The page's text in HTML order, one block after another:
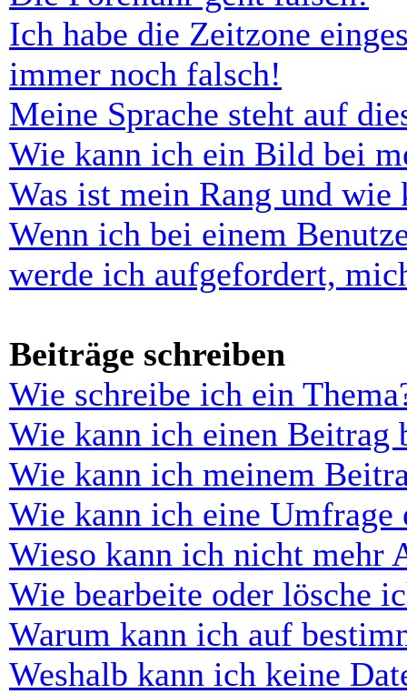
Ich habe die Zeitzone
immer noch falsch!
Meine Sprache steht auf
Wie kann ich ein Bild bei
Was ist mein Rang und wie
Wenn ich bei einem
werde ich aufgefordert,
Beiträge schreiben
Wie schreibe ich ein
Wie kann ich einen Beitrag
Wie kann ich meinem
Wie kann ich eine Umfrage
Wieso kann ich nicht mehr
Wie bearbeite oder lösche
Warum kann ich auf
Weshalb kann ich keine